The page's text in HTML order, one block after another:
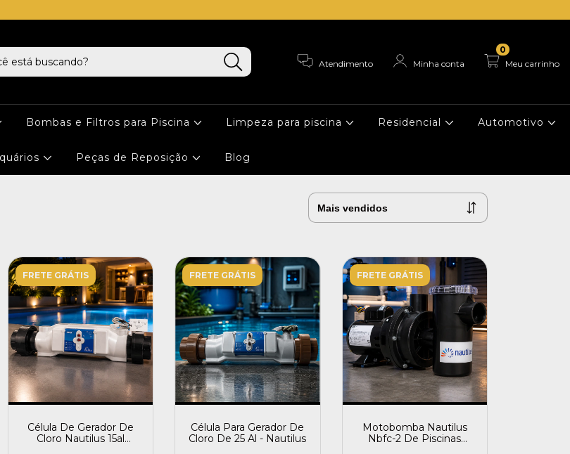
Atendimento Minha conta Meu carrinho
0
Bombas e Filtros para Piscina Limpeza para piscina Residencial Automotivo
Peças de Reposição Blog
FRETE GRÁTIS
Célula De Gerador De
Cloro Nautilus 15al
FRETE GRÁTIS
Célula Para Gerador De
Cloro De 25 Al - Nautilus
FRETE GRÁTIS
Motobomba Nautilus
Nbfc-2 De Piscinas